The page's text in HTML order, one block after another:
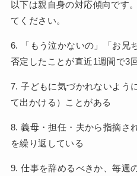
以下は親自身の対応傾向です
てください。
6. 「もう泣かないの」「お兄
否定したことが直近1週間で3
7. 子どもに気づかれないよう
て出かける）ことがある
8. 義母・担任・夫から指摘さ
を繰り返している
9. 仕事を辞めるべきか、毎週